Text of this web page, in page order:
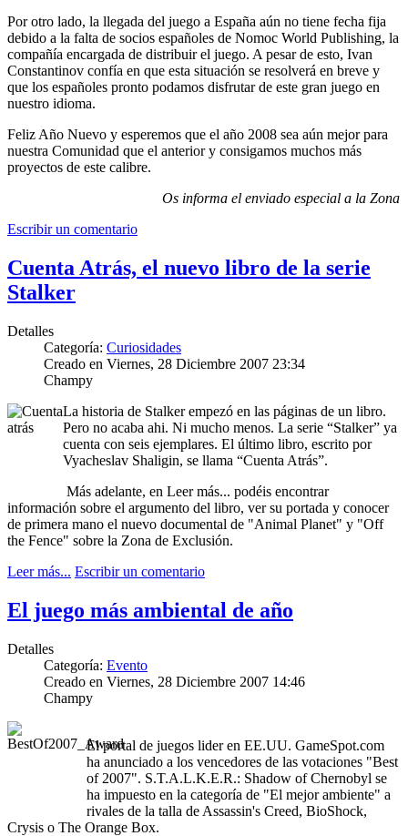
Por otro lado, la llegada del juego a España aún no tiene fecha fija
debido a la falta de socios españoles de Nomoc World Publishing, la
compañía encargada de distribuir el juego. A pesar de esto, Ivan
Constantinov confía en que esta situación se resolverá en breve y
que los españoles pronto podamos disfrutar de este gran juego en
nuestro idioma.
Feliz Año Nuevo y esperemos que el año 2008 sea aún mejor para
nuestra Comunidad que el anterior y consigamos muchos más
proyectos de este calibre.
Os informa el enviado especial a la Zona
Escribir un comentario
Cuenta Atrás, el nuevo libro de la serie
Stalker
Detalles
Categoría: Curiosidades
Creado en Viernes, 28 Diciembre 2007 23:34
Champy
La historia de Stalker empezó en las páginas de un libro.
Pero no acaba ahi. Ni mucho menos. La serie “Stalker” ya
cuenta con seis ejemplares. El último libro, escrito por
Vyacheslav Shaligin, se llama “Cuenta Atrás”.
Más adelante, en Leer más... podéis encontrar
información sobre el argumento del libro, ver su portada y conocer
de primera mano el nuevo documental de "Animal Planet" y "Off
the Fence" sobre la Zona de Exclusión.
Leer más... Escribir un comentario
El juego más ambiental de año
Detalles
Categoría: Evento
Creado en Viernes, 28 Diciembre 2007 14:46
Champy
El portal de juegos lider en EE.UU. GameSpot.com
ha anunciado a los vencedores de las votaciones "Best
of 2007". S.T.A.L.K.E.R.: Shadow of Chernobyl se
ha impuesto en la categoría de "El mejor ambiente" a
rivales de la talla de Assassin's Creed, BioShock,
Crysis o The Orange Box.